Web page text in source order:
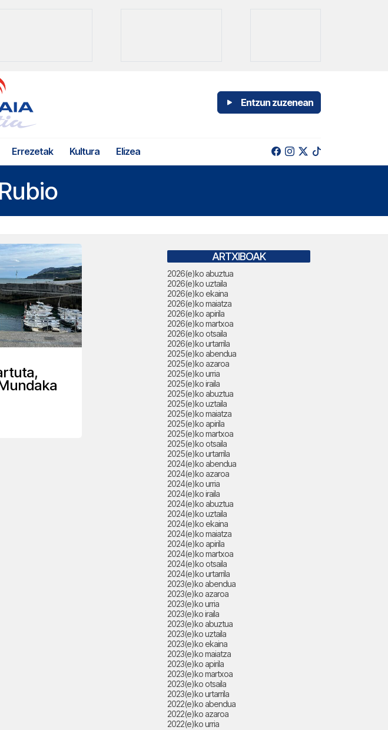
Entzun zuzenean
Errezetak Kultura Elizea
ARTXIBOAK
2026(e)ko abuztua
2026(e)ko uztaila
2026(e)ko ekaina
2026(e)ko maiatza
2026(e)ko apirila
2026(e)ko martxoa
2026(e)ko otsaila
2026(e)ko urtarrila
2025(e)ko abendua
2025(e)ko azaroa
2025(e)ko urria
2025(e)ko iraila
2025(e)ko abuztua
2025(e)ko uztaila
2025(e)ko maiatza
2025(e)ko apirila
2025(e)ko martxoa
2025(e)ko otsaila
2025(e)ko urtarrila
2024(e)ko abendua
2024(e)ko azaroa
2024(e)ko urria
2024(e)ko iraila
2024(e)ko abuztua
2024(e)ko uztaila
2024(e)ko ekaina
2024(e)ko maiatza
2024(e)ko apirila
2024(e)ko martxoa
2024(e)ko otsaila
2024(e)ko urtarrila
2023(e)ko abendua
2023(e)ko azaroa
2023(e)ko urria
2023(e)ko iraila
2023(e)ko abuztua
2023(e)ko uztaila
2023(e)ko ekaina
2023(e)ko maiatza
2023(e)ko apirila
2023(e)ko martxoa
2023(e)ko otsaila
2023(e)ko urtarrila
2022(e)ko abendua
2022(e)ko azaroa
2022(e)ko urria